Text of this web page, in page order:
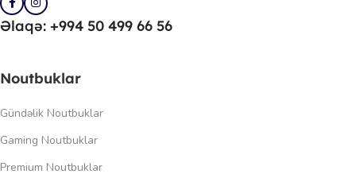
Əlaqə: +994 50 499 66 56
Noutbuklar
Gündəlik Noutbuklar
Gaming Noutbuklar
Premium Noutbuklar